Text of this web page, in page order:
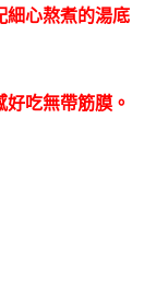
細心熬煮的湯底
吃無帶筋膜。